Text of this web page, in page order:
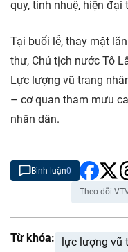
quy, tinh nhuệ, hiện đại
Tại buổi lễ, thay mặt
thư, Chủ tịch nước Tô
Lực lượng vũ trang
– cơ quan tham mưu
nhân dân.
Bình luận0
Theo dõi
Từ khóa:
lực lượng vũ